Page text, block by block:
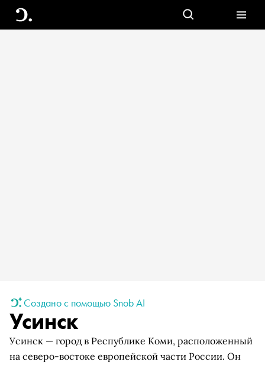
Создано с помощью Snob AI
Усинск
Усинск — город в Республике Коми, расположенный
на северо-востоке европейской части России. Он